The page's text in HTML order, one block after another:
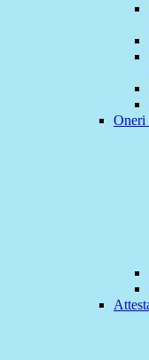
Oneri